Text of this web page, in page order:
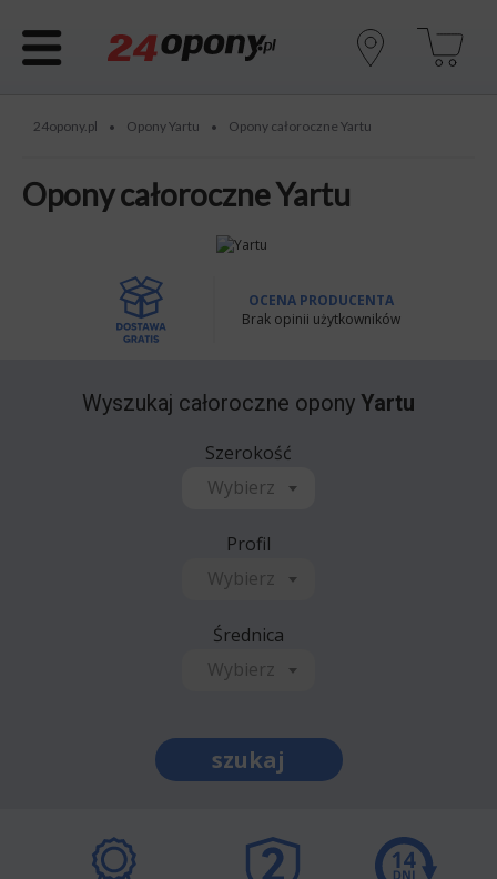
24opony.pl • Opony Yartu • Opony całoroczne Yartu
Opony całoroczne Yartu
OCENA PRODUCENTA
Brak opinii użytkowników
Wyszukaj całoroczne opony Yartu
Szerokość
Wybierz
Profil
Wybierz
Średnica
Wybierz
szukaj